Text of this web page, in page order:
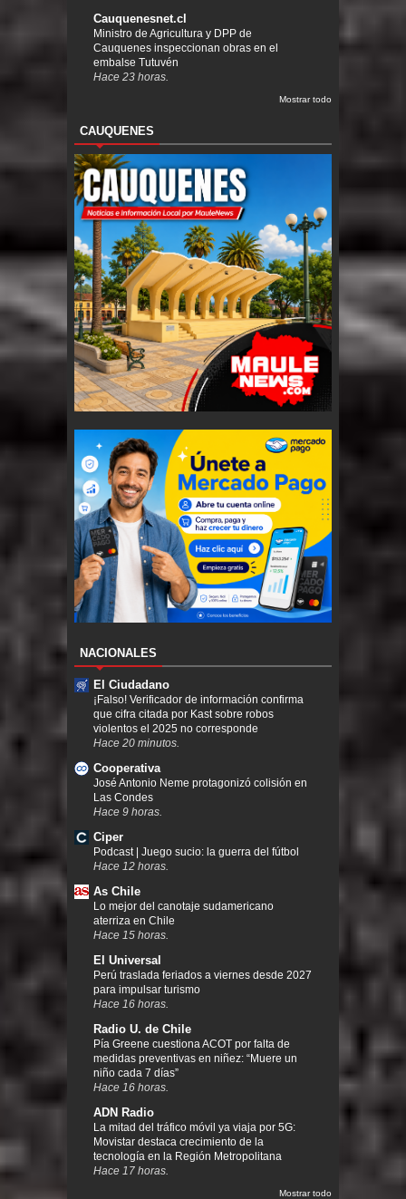
Cauquenesnet.cl
Ministro de Agricultura y DPP de
Cauquenes inspeccionan obras en el
embalse Tutuvén
Hace 23 horas.
Mostrar todo
CAUQUENES
NACIONALES
El Ciudadano
¡Falso! Verificador de información confirma
que cifra citada por Kast sobre robos
violentos el 2025 no corresponde
Hace 20 minutos.
Cooperativa
José Antonio Neme protagonizó colisión en
Las Condes
Hace 9 horas.
Ciper
Podcast | Juego sucio: la guerra del fútbol
Hace 12 horas.
As Chile
Lo mejor del canotaje sudamericano
aterriza en Chile
Hace 15 horas.
El Universal
Perú traslada feriados a viernes desde 2027
para impulsar turismo
Hace 16 horas.
Radio U. de Chile
Pía Greene cuestiona ACOT por falta de
medidas preventivas en niñez: “Muere un
niño cada 7 días”
Hace 16 horas.
ADN Radio
La mitad del tráfico móvil ya viaja por 5G:
Movistar destaca crecimiento de la
tecnología en la Región Metropolitana
Hace 17 horas.
Mostrar todo